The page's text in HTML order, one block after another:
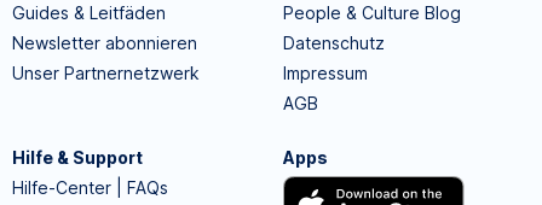
Guides & Leitfäden
Newsletter abonnieren
Unser Partnernetzwerk
People & Culture Blog
Datenschutz
Impressum
AGB
Hilfe & Support
Hilfe-Center | FAQs
Apps